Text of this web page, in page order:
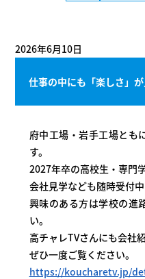
2026年6月10日
仕事の中にも「楽しさ」
府中工場・岩手工場とも
す。
2027年卒の高校生・専門
会社見学なども随時受付中
興味のある方は学校の進
い。
高チャレTVさんにも会社
ぜひ一度ご覧ください。
https://koucharetv.jp/